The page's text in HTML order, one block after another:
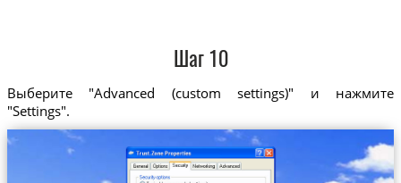
Шаг 10
Выберите "Advanced (custom settings)" и нажмите
"Settings".